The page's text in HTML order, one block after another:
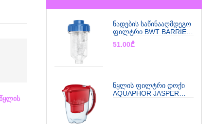
წყლის
ნადების საწინააღმდეგო
ფილტრი BWT BARRIER
SOFTLINE
51.00₾
წყლის ფილტრი დოქი
AQUAPHOR JASPER